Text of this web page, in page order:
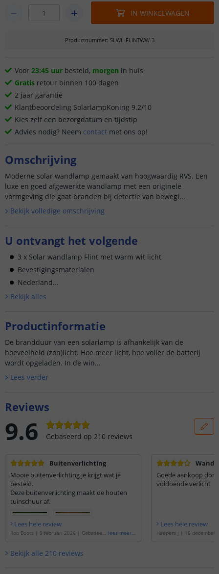
IN WINKELWAGEN
Productnummer: SLWL-FLINTWW-3
Voor 23:45 uur besteld, morgen in huis
Gratis retour binnen 100 dagen
2 jaar garantie
Klantbeoordeling SolarlampKoning 9.2/10
Kies zelf een bezorgdatum en tijdstip
Advies nodig? Neem contact met ons op!
Omschrijving
Moderne solar wandlamp gemaakt van hoogwaardig RVS. Een
luxe en goed afgewerkte wandlamp met een originele
vormgeving die gaat branden bij detectie van bewegi...
Bekijk volledige omschrijving
U ontvangt het volgende
3 x Solar wandlamp Flint met warm wit licht
Bevestigingsmaterialen
Nederland...
Bekijk alles
Productinformatie
De brandduur van een solarlamp is afhankelijk van de
hoeveelheid (zon)licht. Hoe meer licht, hoe voller de batterij
wordt opgeladen. In de win...
Lees verder
Reviews
9.6 Gebaseerd op 210 reviews
Buitenverlichting
Mooie buitenverlichting je krijgt wat je
besteld.
Deze buitenverlichting maakt de houten
tuinschuur af.
Lees hele review
Rob Boots | 9 februari 2026 | Gebaseerd
lees meer...
Goede aankoop
voldoende verlicht
Lees hele review
Haepers J | 16 december
Bekijk alle 210 reviews